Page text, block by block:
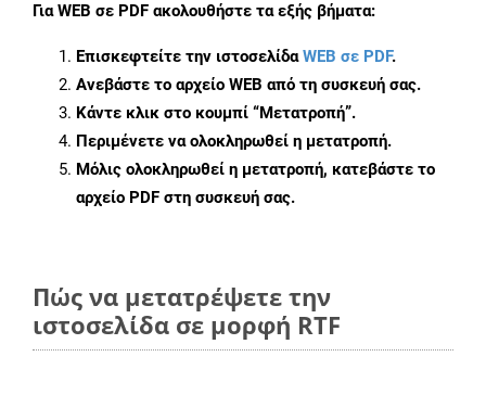
ΓιαWEB σε PDF ακολουθήστε τα εξής βήματα:
Επισκεφτείτε την ιστοσελίδαWEB σε PDF.
Ανεβάστε το αρχείο WEB από τη συσκευή σας.
Κάντε κλικ στο κουμπί “Μετατροπή”.
Περιμένετε να ολοκληρωθεί η μετατροπή.
Μόλις ολοκληρωθεί η μετατροπή, κατεβάστε το
αρχείο PDF στη συσκευή σας.
Πώς να μετατρέψετε την
ιστοσελίδα σε μορφή RTF